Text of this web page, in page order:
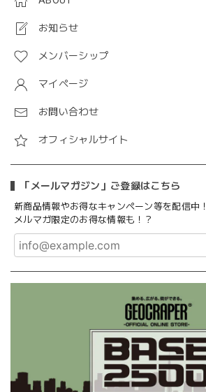
お知らせ
メンバーシップ
マイページ
お問い合わせ
オフィシャルサイト
「メールマガジン」ご登録はこちら
新商品情報やお得なキャンペーン等を配信中！
メルマガ限定のお得な情報も！？